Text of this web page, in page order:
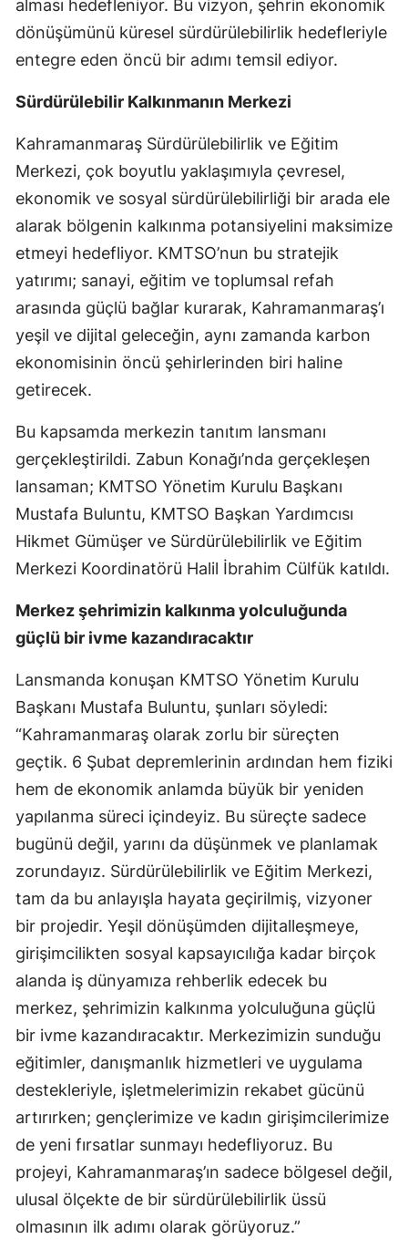
alması hedefleniyor. Bu vizyon, şehrin ekonomik
dönüşümünü küresel sürdürülebilirlik hedefleriyle
entegre eden öncü bir adımı temsil ediyor.
Sürdürülebilir Kalkınmanın Merkezi
Kahramanmaraş Sürdürülebilirlik ve Eğitim
Merkezi, çok boyutlu yaklaşımıyla çevresel,
ekonomik ve sosyal sürdürülebilirliği bir arada ele
alarak bölgenin kalkınma potansiyelini maksimize
etmeyi hedefliyor. KMTSO’nun bu stratejik
yatırımı; sanayi, eğitim ve toplumsal refah
arasında güçlü bağlar kurarak, Kahramanmaraş’ı
yeşil ve dijital geleceğin, aynı zamanda karbon
ekonomisinin öncü şehirlerinden biri haline
getirecek.
Bu kapsamda merkezin tanıtım lansmanı
gerçekleştirildi. Zabun Konağı’nda gerçekleşen
lansaman; KMTSO Yönetim Kurulu Başkanı
Mustafa Buluntu, KMTSO Başkan Yardımcısı
Hikmet Gümüşer ve Sürdürülebilirlik ve Eğitim
Merkezi Koordinatörü Halil İbrahim Cülfük katıldı.
Merkez şehrimizin kalkınma yolculuğunda
güçlü bir ivme kazandıracaktır
Lansmanda konuşan KMTSO Yönetim Kurulu
Başkanı Mustafa Buluntu, şunları söyledi:
“Kahramanmaraş olarak zorlu bir süreçten
geçtik. 6 Şubat depremlerinin ardından hem fiziki
hem de ekonomik anlamda büyük bir yeniden
yapılanma süreci içindeyiz. Bu süreçte sadece
bugünü değil, yarını da düşünmek ve planlamak
zorundayız. Sürdürülebilirlik ve Eğitim Merkezi,
tam da bu anlayışla hayata geçirilmiş, vizyoner
bir projedir. Yeşil dönüşümden dijitalleşmeye,
girişimcilikten sosyal kapsayıcılığa kadar birçok
alanda iş dünyamıza rehberlik edecek bu
merkez, şehrimizin kalkınma yolculuğuna güçlü
bir ivme kazandıracaktır. Merkezimizin sunduğu
eğitimler, danışmanlık hizmetleri ve uygulama
destekleriyle, işletmelerimizin rekabet gücünü
artırırken; gençlerimize ve kadın girişimcilerimize
de yeni fırsatlar sunmayı hedefliyoruz. Bu
projeyi, Kahramanmaraş’ın sadece bölgesel değil,
ulusal ölçekte de bir sürdürülebilirlik üssü
olmasının ilk adımı olarak görüyoruz.”